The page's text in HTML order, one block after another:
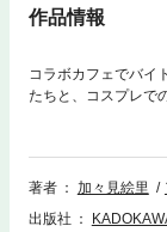
作品情報
コラボカフェでバイ
たちと、コスプレで
ト生活を送っていた
大ピンチに……!?実
ェの裏側を余すこと
コラボカフェコミッ
著者 加々見絵里
出版社